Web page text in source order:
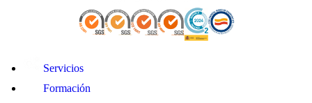
Servicios
Formación